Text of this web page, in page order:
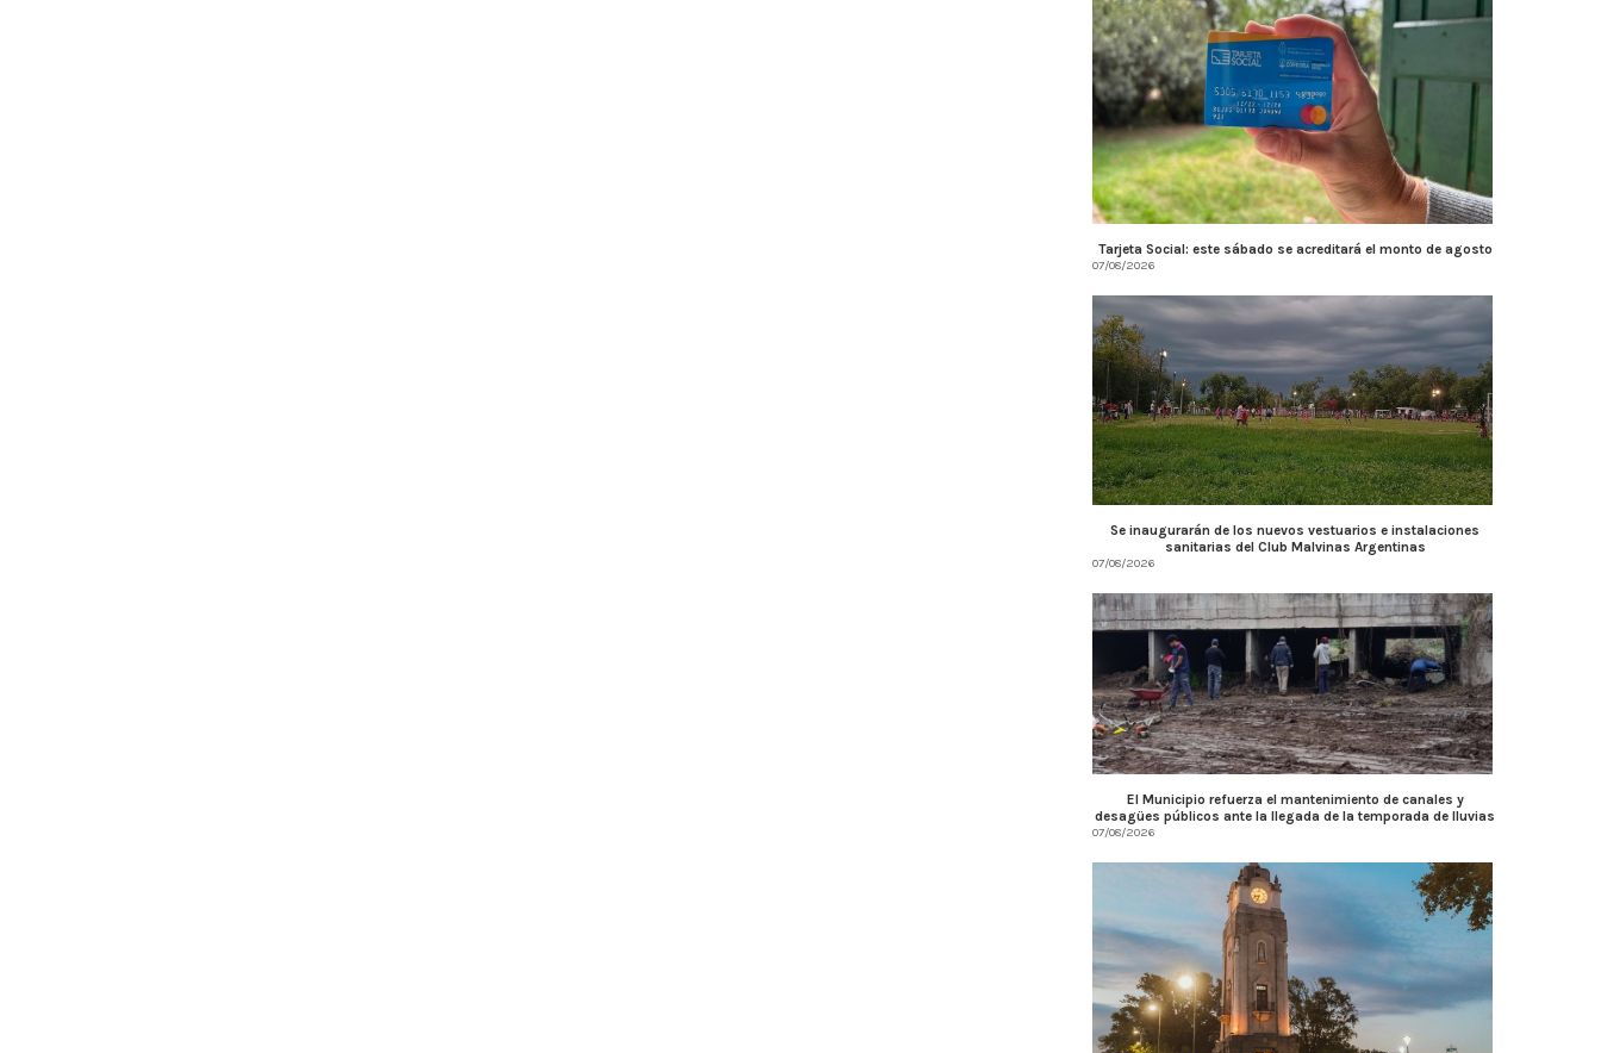
Tarjeta Social: este sábado se acreditará el monto de agosto
07/08/2026
Se inaugurarán de los nuevos vestuarios e instalaciones
sanitarias del Club Malvinas Argentinas
07/08/2026
El Municipio refuerza el mantenimiento de canales y
desagües públicos ante la llegada de la temporada de lluvias
07/08/2026